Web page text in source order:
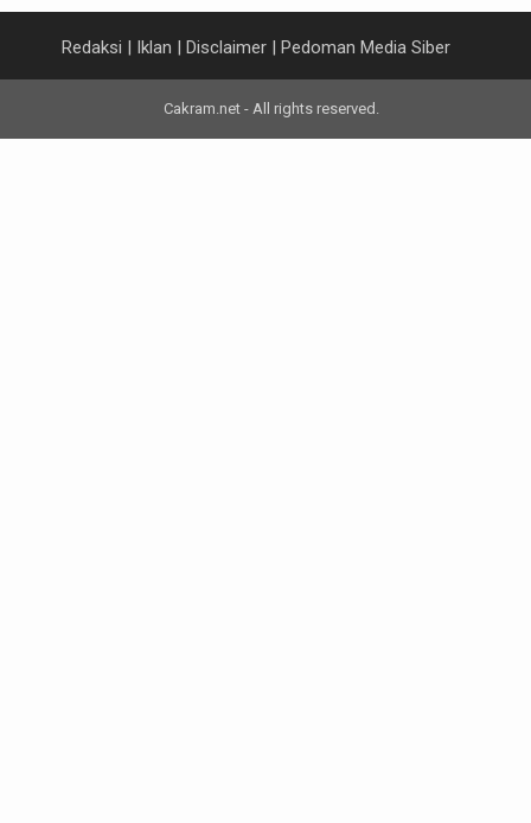
Redaksi | Iklan |Disclaimer |Pedoman Media Siber
Cakram.net - All rights reserved.